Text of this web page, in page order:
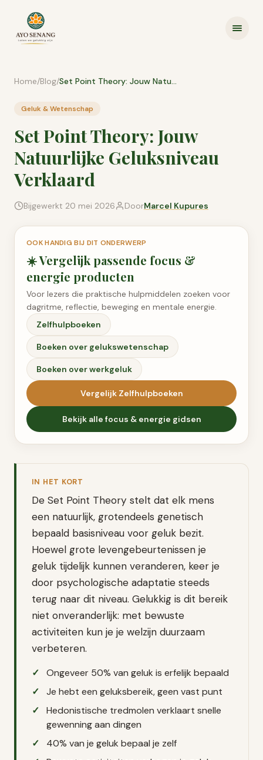
Home/Blog/ Set Point Theory: Jouw Natuurlijke Geluksniveau Verklaard
Geluk & Wetenschap
Set Point Theory: Jouw
Natuurlijke Geluksniveau
Verklaard
Bijgewerkt 20 mei 2026 DoorMarcel Kupures
OOK HANDIG BIJ DIT ONDERWERP
☀️Vergelijk passende focus &
energie producten
Voor lezers die praktische hulpmiddelen zoeken voor
dagritme, reflectie, beweging en mentale energie.
Zelfhulpboeken
Boeken over gelukswetenschap
Boeken over werkgeluk
Vergelijk Zelfhulpboeken
Bekijk alle focus & energie gidsen
IN HET KORT
De Set Point Theory stelt dat elk mens
een natuurlijk, grotendeels genetisch
bepaald basisniveau voor geluk bezit.
Hoewel grote levengebeurtenissen je
geluk tijdelijk kunnen veranderen, keer je
door psychologische adaptatie steeds
terug naar dit niveau. Gelukkig is dit bereik
niet onveranderlijk: met bewuste
activiteiten kun je je welzijn duurzaam
verbeteren.
Ongeveer 50% van geluk is erfelijk bepaald
Je hebt een geluksbereik, geen vast punt
Hedonistische tredmolen verklaart snelle
gewenning aan dingen
40% van je geluk bepaal je zelf